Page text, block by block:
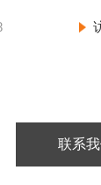
联系